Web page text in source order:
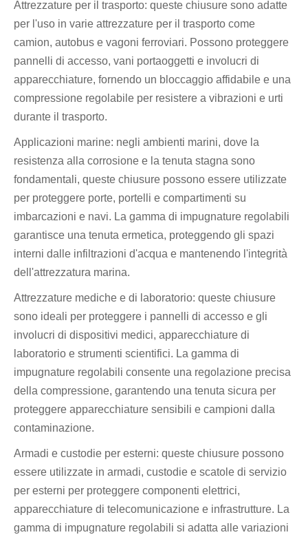
Attrezzature per il trasporto: queste chiusure sono adatte
per l'uso in varie attrezzature per il trasporto come
camion, autobus e vagoni ferroviari. Possono proteggere
pannelli di accesso, vani portaoggetti e involucri di
apparecchiature, fornendo un bloccaggio affidabile e una
compressione regolabile per resistere a vibrazioni e urti
durante il trasporto.
Applicazioni marine: negli ambienti marini, dove la
resistenza alla corrosione e la tenuta stagna sono
fondamentali, queste chiusure possono essere utilizzate
per proteggere porte, portelli e compartimenti su
imbarcazioni e navi. La gamma di impugnature regolabili
garantisce una tenuta ermetica, proteggendo gli spazi
interni dalle infiltrazioni d'acqua e mantenendo l'integrità
dell'attrezzatura marina.
Attrezzature mediche e di laboratorio: queste chiusure
sono ideali per proteggere i pannelli di accesso e gli
involucri di dispositivi medici, apparecchiature di
laboratorio e strumenti scientifici. La gamma di
impugnature regolabili consente una regolazione precisa
della compressione, garantendo una tenuta sicura per
proteggere apparecchiature sensibili e campioni dalla
contaminazione.
Armadi e custodie per esterni: queste chiusure possono
essere utilizzate in armadi, custodie e scatole di servizio
per esterni per proteggere componenti elettrici,
apparecchiature di telecomunicazione e infrastrutture. La
gamma di impugnature regolabili si adatta alle variazioni